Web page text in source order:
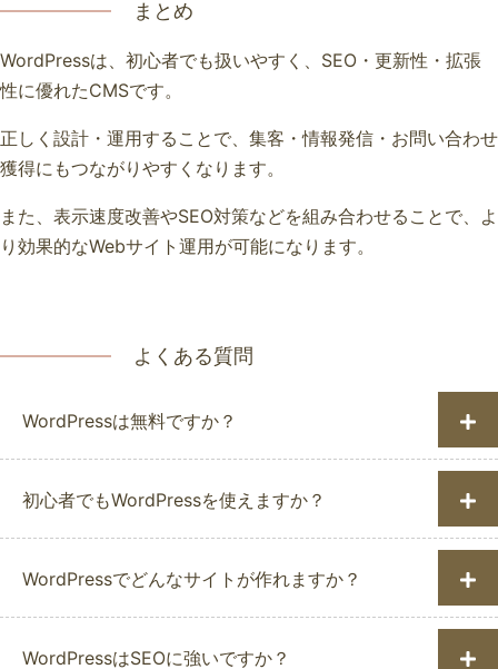
まとめ
WordPressは、初心者でも扱いやすく、SEO・更新性・拡張
性に優れたCMSです。
正しく設計・運用することで、集客・情報発信・お問い合わせ
獲得にもつながりやすくなります。
また、表示速度改善やSEO対策などを組み合わせることで、よ
り効果的なWebサイト運用が可能になります。
よくある質問
WordPressは無料ですか？
初心者でもWordPressを使えますか？
WordPressでどんなサイトが作れますか？
WordPressはSEOに強いですか？